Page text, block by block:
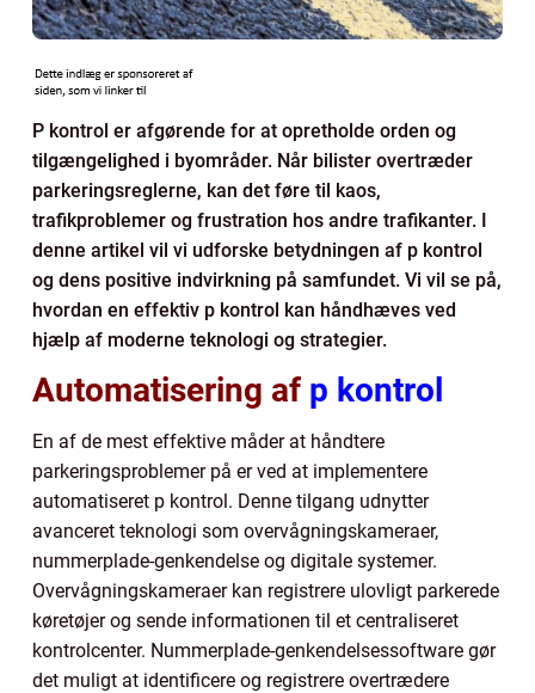
P kontrol er afgørende for at opretholde orden og
tilgængelighed i byområder. Når bilister overtræder
parkeringsreglerne, kan det føre til kaos,
trafikproblemer og frustration hos andre trafikanter. I
denne artikel vil vi udforske betydningen af p kontrol
og dens positive indvirkning på samfundet. Vi vil se på,
hvordan en effektiv p kontrol kan håndhæves ved
hjælp af moderne teknologi og strategier.
Automatisering af p kontrol
En af de mest effektive måder at håndtere
parkeringsproblemer på er ved at implementere
automatiseret p kontrol. Denne tilgang udnytter
avanceret teknologi som overvågningskameraer,
nummerplade-genkendelse og digitale systemer.
Overvågningskameraer kan registrere ulovligt parkerede
køretøjer og sende informationen til et centraliseret
kontrolcenter. Nummerplade-genkendelsessoftware gør
det muligt at identificere og registrere overtrædere